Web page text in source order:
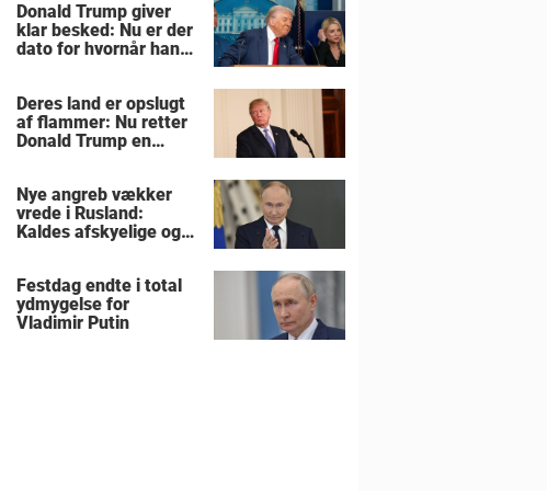
Donald Trump giver
klar besked: Nu er der
dato for hvornår han
Deres land er opslugt
af flammer: Nu retter
Donald Trump en
Nye angreb vækker
vrede i Rusland:
Kaldes afskyelige og
Festdag endte i total
ydmygelse for
Vladimir Putin